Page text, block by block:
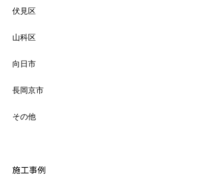
伏見区
山科区
向日市
長岡京市
その他
施工事例